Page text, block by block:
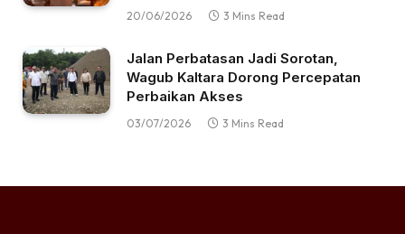
20/06/2026 3 Mins Read
Jalan Perbatasan Jadi Sorotan,
Wagub Kaltara Dorong Percepatan
Perbaikan Akses
03/07/2026 3 Mins Read